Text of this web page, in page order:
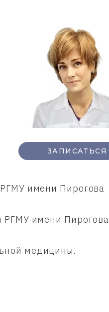
ЗАПИСАТЬСЯ
имени Пирогова
РГМУ имени Пирогова
медицины.